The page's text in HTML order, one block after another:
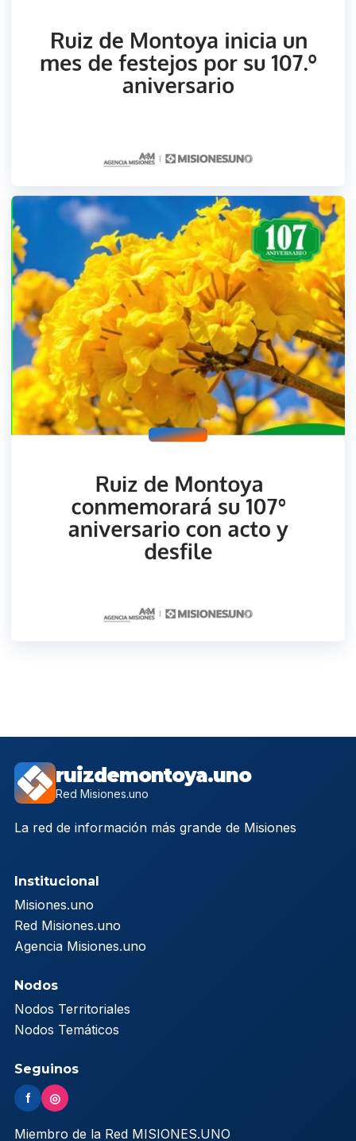
ruizdemontoya.uno
Red Misiones.uno
La red de información más grande de Misiones
Institucional
Misiones.uno
Red Misiones.uno
Agencia Misiones.uno
Nodos
Nodos Territoriales
Nodos Temáticos
Seguinos
f ◎
Miembro de la Red MISIONES.UNO